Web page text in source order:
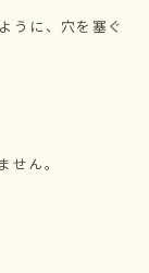
うに、穴を塞ぐ
ん。